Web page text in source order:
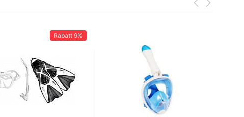
Rabatt 9%